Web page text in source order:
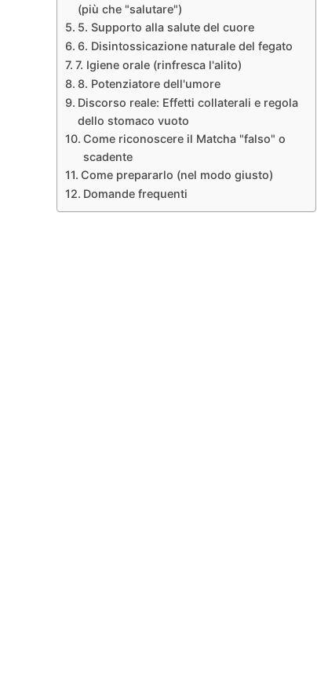
(più che "salutare")
5. Supporto alla salute del cuore
6. Disintossicazione naturale del fegato
7. Igiene orale (rinfresca l'alito)
8. Potenziatore dell'umore
Discorso reale: Effetti collaterali e regola
dello stomaco vuoto
Come riconoscere il Matcha "falso" o
scadente
Come prepararlo (nel modo giusto)
Domande frequenti